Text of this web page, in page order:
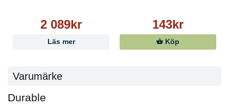
2 089kr
Läs mer
143kr
Köp
Varumärke
Durable